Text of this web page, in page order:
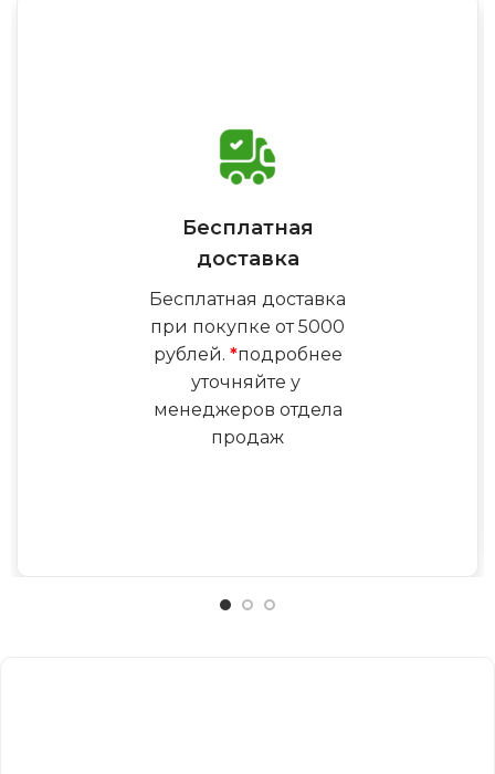
Бесплатная
доставка
Бесплатная доставка
при покупке от 5000
рублей. *подробнее
уточняйте у
менеджеров отдела
продаж